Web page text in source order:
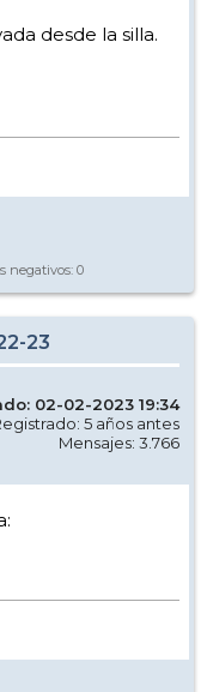
desde la silla.
negativos: 0
23
02-02-2023 19:34
5 años antes
Mensajes: 3.766